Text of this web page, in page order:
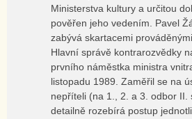
Ministerstva kultury a určitou
pověřen jeho vedením. Pavel
zabývá skartacemi
Hlavní správě kontrarozvědky
prvního náměstka ministra
listopadu 1989. Zaměřil se na
nepříteli (na 1., 2. a 3. odbor II.
detailně rozebírá postup